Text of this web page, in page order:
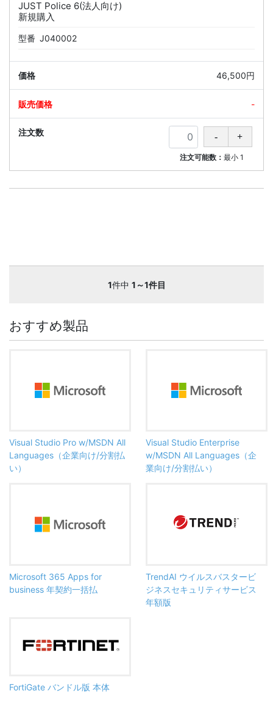
JUST Police 6(法人向け)
新規購入
型番 J040002
46,500円
-
注文可能数：最小 1
1件中 1～1件目
おすすめ製品
Visual Studio Pro w/MSDN All
Languages（企業向け/分割払
い）
Visual Studio Enterprise
w/MSDN All Languages（企
業向け/分割払い）
Microsoft 365 Apps for
business 年契約一括払
TrendAI ウイルスバスタービ
ジネスセキュリティサービス
年額版
FortiGate バンドル版 本体